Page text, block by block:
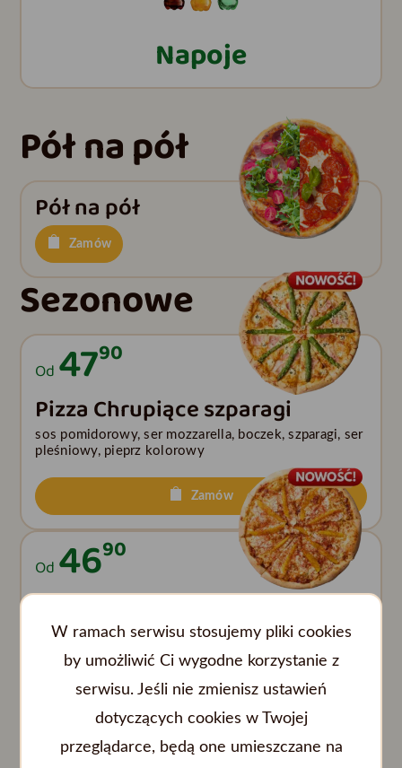
Napoje
Pół na pół
Pół na pół
Zamów
Sezonowe
Od 4790
Pizza Chrupiące szparagi
sos pomidorowy, ser mozzarella, boczek, szparagi, ser
pleśniowy, pieprz kolorowy
Zamów
Od 4690
Pizza Tropikalne BBQ
sos bbq, ser mozzarella, grillowany kurczak, mango,
Zamów
90
W ramach serwisu stosujemy pliki cookies
by umożliwić Ci wygodne korzystanie z
serwisu. Jeśli nie zmienisz ustawień
dotyczących cookies w Twojej
przeglądarce, będą one umieszczane na